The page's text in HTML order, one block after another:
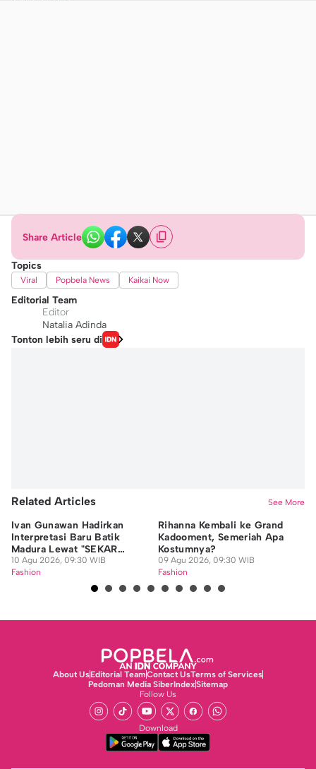
Share Article
Topics
Viral Popbela News Kaikai Now
Editorial Team
Editor
Natalia Adinda
Tonton lebih seru di
Related Articles See More
Ivan Gunawan Hadirkan
Interpretasi Baru Batik
Madura Lewat "SEKAR
JAGAT"
10 Agu 2026, 09:30 WIB
Fashion
Rihanna Kembali ke Grand
Kadooment, Semeriah Apa
Kostumnya?
09 Agu 2026, 09:30 WIB
Fashion
About UsEditorial TeamContact UsTerms of Services
Pedoman Media SiberIndexSitemap
Follow Us
Download